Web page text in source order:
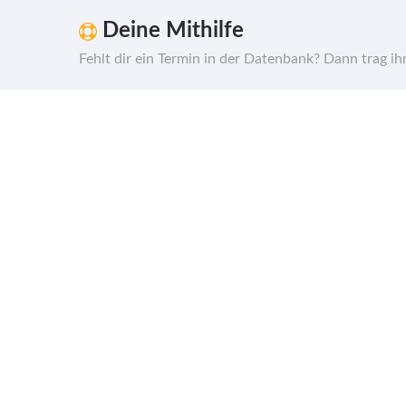
Deine Mithilfe
Fehlt dir ein Termin in der Datenbank? Dann trag